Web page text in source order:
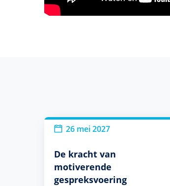
26 mei 2027
De kracht van
motiverende
gespreksvoering